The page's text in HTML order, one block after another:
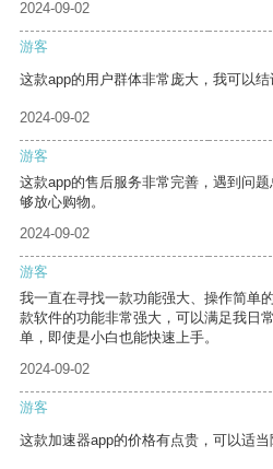
2024-09-02
游客
这款app的用户群体非常庞大，我可以结
2024-09-02
游客
这款app的售后服务非常完善，遇到问
够放心购物。
2024-09-02
游客
我一直在寻找一款功能强大、操作简单
款软件的功能非常强大，可以满足我日
单，即使是小白也能快速上手。
2024-09-02
游客
这款加速器app的价格有点贵，可以适当